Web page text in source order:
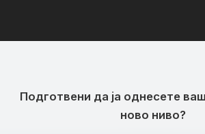
Подготвени да ја однесете
ново ниво?